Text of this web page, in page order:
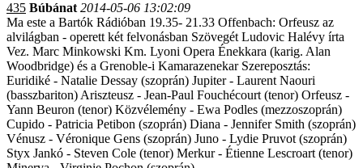
435 Búbánat 2014-05-06 13:02:09
Ma este a Bartók Rádióban 19.35- 21.33 Offenbach: Orfeusz az
alvilágban - operett két felvonásban Szövegét Ludovic Halévy írta
Vez. Marc Minkowski Km. Lyoni Opera Énekkara (karig. Alan
Woodbridge) és a Grenoble-i Kamarazenekar Szereposztás:
Euridiké - Natalie Dessay (szoprán) Jupiter - Laurent Naouri
(basszbariton) Ariszteusz - Jean-Paul Fouchécourt (tenor) Orfeusz -
Yann Beuron (tenor) Közvélemény - Ewa Podles (mezzoszoprán)
Cupido - Patricia Petibon (szoprán) Diana - Jennifer Smith (szoprán)
Vénusz - Véronique Gens (szoprán) Juno - Lydie Pruvot (szoprán)
Styx Jankó - Steven Cole (tenor) Merkur - Étienne Lescroart (tenor)